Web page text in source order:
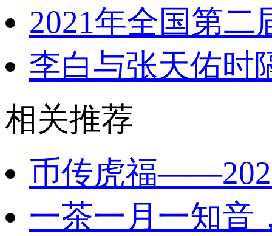
2021年全国第
李白与张天佑时
相关推荐
币传虎福
一茶一月一知音